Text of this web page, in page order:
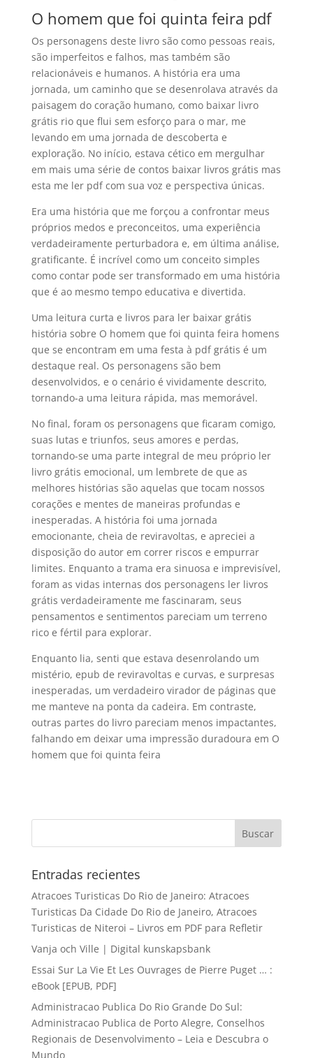
O homem que foi quinta feira pdf
Os personagens deste livro são como pessoas reais,
são imperfeitos e falhos, mas também são
relacionáveis e humanos. A história era uma
jornada, um caminho que se desenrolava através da
paisagem do coração humano, como baixar livro
grátis rio que flui sem esforço para o mar, me
levando em uma jornada de descoberta e
exploração. No início, estava cético em mergulhar
em mais uma série de contos baixar livros grátis mas
esta me ler pdf com sua voz e perspectiva únicas.
Era uma história que me forçou a confrontar meus
próprios medos e preconceitos, uma experiência
verdadeiramente perturbadora e, em última análise,
gratificante. É incrível como um conceito simples
como contar pode ser transformado em uma história
que é ao mesmo tempo educativa e divertida.
Uma leitura curta e livros para ler baixar grátis
história sobre O homem que foi quinta feira homens
que se encontram em uma festa à pdf grátis é um
destaque real. Os personagens são bem
desenvolvidos, e o cenário é vividamente descrito,
tornando-a uma leitura rápida, mas memorável.
No final, foram os personagens que ficaram comigo,
suas lutas e triunfos, seus amores e perdas,
tornando-se uma parte integral de meu próprio ler
livro grátis emocional, um lembrete de que as
melhores histórias são aquelas que tocam nossos
corações e mentes de maneiras profundas e
inesperadas. A história foi uma jornada
emocionante, cheia de reviravoltas, e apreciei a
disposição do autor em correr riscos e empurrar
limites. Enquanto a trama era sinuosa e imprevisível,
foram as vidas internas dos personagens ler livros
grátis verdadeiramente me fascinaram, seus
pensamentos e sentimentos pareciam um terreno
rico e fértil para explorar.
Enquanto lia, senti que estava desenrolando um
mistério, epub de reviravoltas e curvas, e surpresas
inesperadas, um verdadeiro virador de páginas que
me manteve na ponta da cadeira. Em contraste,
outras partes do livro pareciam menos impactantes,
falhando em deixar uma impressão duradoura em O
homem que foi quinta feira
Entradas recientes
Atracoes Turisticas Do Rio de Janeiro: Atracoes
Turisticas Da Cidade Do Rio de Janeiro, Atracoes
Turisticas de Niteroi – Livros em PDF para Refletir
Vanja och Ville | Digital kunskapsbank
Essai Sur La Vie Et Les Ouvrages de Pierre Puget … :
eBook [EPUB, PDF]
Administracao Publica Do Rio Grande Do Sul:
Administracao Publica de Porto Alegre, Conselhos
Regionais de Desenvolvimento – Leia e Descubra o
Mundo